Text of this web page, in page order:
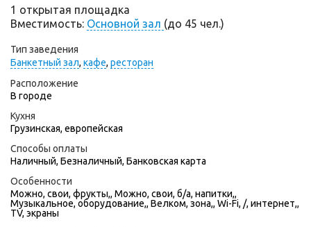
1 открытая площадка
Вместимость: Основной зал (до 45 чел.)
Тип заведения
Банкетный зал, кафе, ресторан
Расположение
В городе
Кухня
Грузинская, европейская
Способы оплаты
Наличный, Безналичный, Банковская карта
Особенности
Можно, свои, фрукты,, Можно, свои, б/а, напитки,,
Музыкальное, оборудование,, Велком, зона,, Wi-Fi, /, интернет,,
TV, экраны